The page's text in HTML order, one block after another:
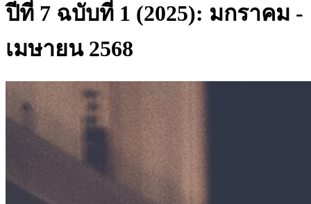
ปีที่ 7 ฉบับที่ 1 (2025): มกราคม -
เมษายน 2568